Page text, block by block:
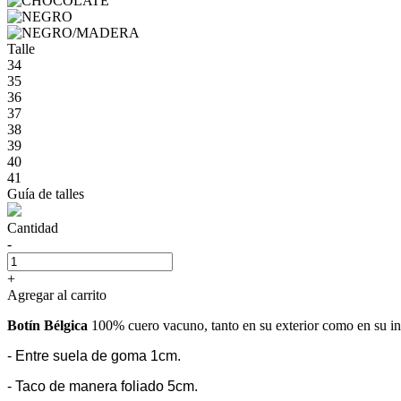
Talle
34
35
36
37
38
39
40
41
Guía de talles
Cantidad
-
+
Agregar al carrito
Botín Bélgica 100% cuero vacuno, tanto en su exterior como en su
- Entre suela de goma 1cm.
- Taco de manera foliado 5cm.